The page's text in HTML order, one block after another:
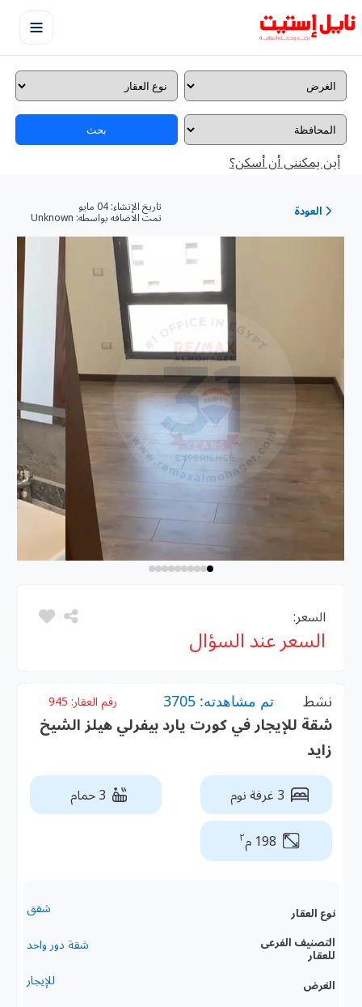
بحث
أين يمكننى أن أسكن؟
العودة تاريخ الإنشاء:
تمت الاضافه بواسطه: Unknown
السعر:
السعر عند السؤال
نشط تم مشاهدته: 3705 رقم العقار: 945
شقة للإيجار في كورت يارد بيفرلي هيلز الشيخ
زايد
3 غرفة نوم 3 حمام
198 م ٢
نوع العقار شقق
التصنيف الفرعى
للعقار
شقة دور واحد
الغرض للإيجار